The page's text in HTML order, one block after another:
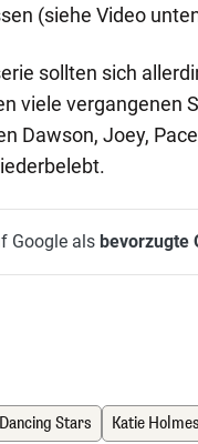
(siehe Video
sollten sich
viele vergangenen
Dawson, Joey,
Google als bevorzugte
Dancing Stars Katie Holmes